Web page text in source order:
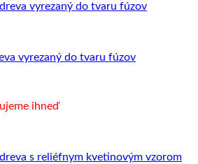
vyrezaný do tvaru fúzov
ihneď